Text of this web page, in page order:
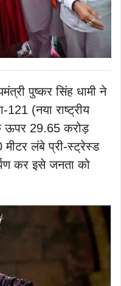
पुष्कर सिंह धामी ने
121 (नया राष्ट्रीय
ऊपर 29.65 करोड़
मीटर लंबे प्री-स्ट्रेस्ड
कर इसे जनता को